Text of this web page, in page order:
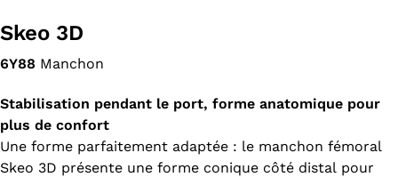
Skeo 3D
6Y88 Manchon
Stabilisation pendant le port, forme anatomique pour
plus de confort
Une forme parfaitement adaptée : le manchon fémoral
Skeo 3D présente une forme conique côté distal pour